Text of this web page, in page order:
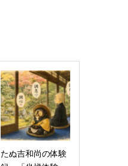
たぬ吉和尚の体験